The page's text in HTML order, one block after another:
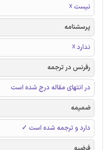
نیست ☓
پرسشنامه
ندارد ☓
رفرنس در ترجمه
در انتهای مقاله درج شده است
ضمیمه
دارد و ترجمه شده است ✓